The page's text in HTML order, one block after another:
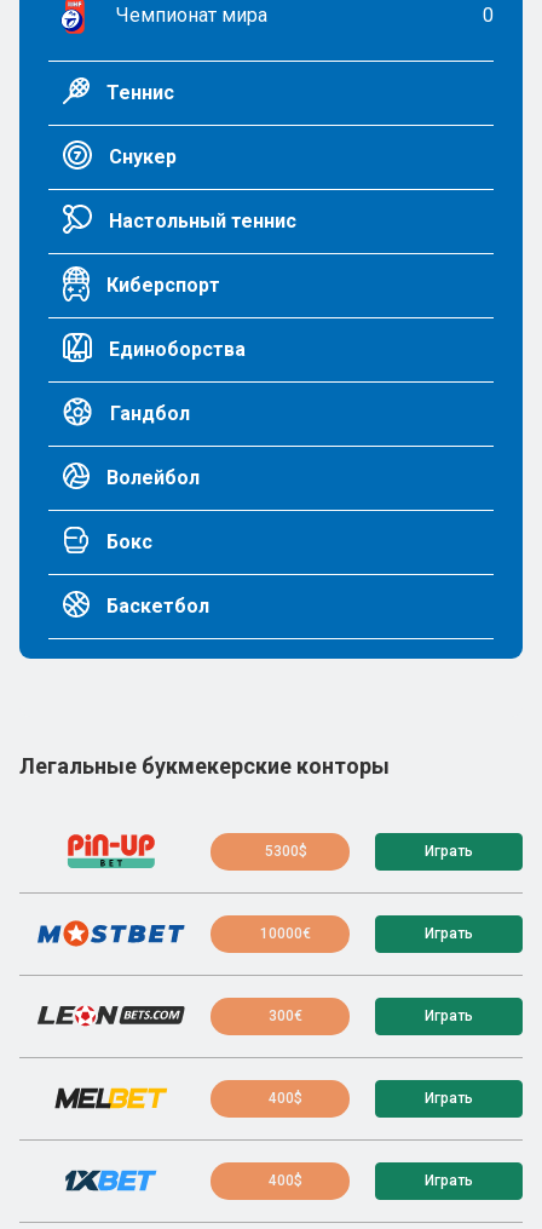
Чемпионат мира 0
Теннис
Снукер
Настольный теннис
Киберспорт
Единоборства
Гандбол
Волейбол
Бокс
Баскетбол
Легальные букмекерские конторы
5300$ Играть
10000€ Играть
300€ Играть
400$ Играть
400$ Играть